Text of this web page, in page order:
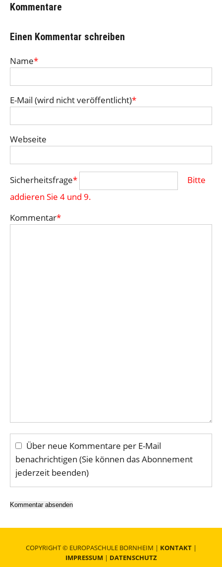
Kommentare
Einen Kommentar schreiben
Name*
E-Mail (wird nicht veröffentlicht)*
Webseite
Sicherheitsfrage*
Bitte
addieren Sie 4 und 9.
Kommentar*
Über neue Kommentare per E-Mail
benachrichtigen (Sie können das Abonnement
jederzeit beenden)
Kommentar absenden
COPYRIGHT © EUROPASCHULE BORNHEIM | KONTAKT|
IMPRESSUM | DATENSCHUTZ